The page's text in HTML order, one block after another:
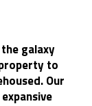
galaxy
to
Our